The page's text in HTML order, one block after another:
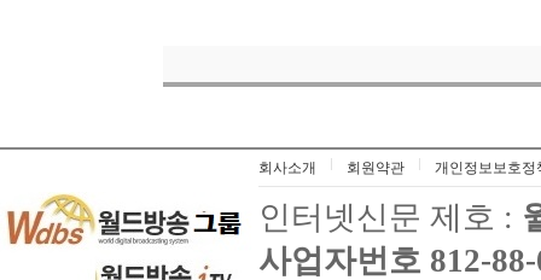
회사소개 회원약관 개인정보보호정
인터넷신문 제호 :
사업자번호 812-